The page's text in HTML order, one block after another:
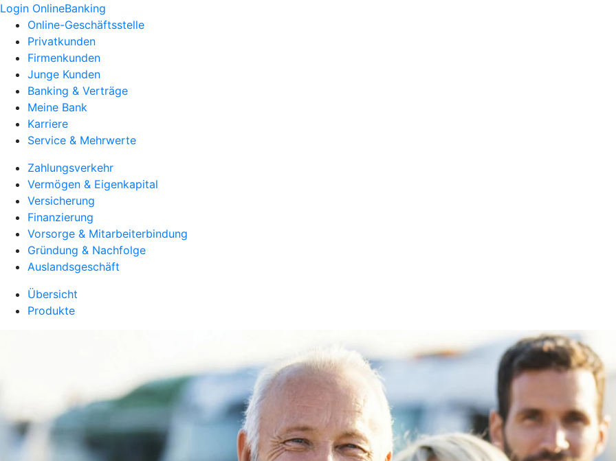
Login OnlineBanking
Online-Geschäftsstelle
Privatkunden
Firmenkunden
Junge Kunden
Banking & Verträge
Meine Bank
Karriere
Service & Mehrwerte
Zahlungsverkehr
Vermögen & Eigenkapital
Versicherung
Finanzierung
Vorsorge & Mitarbeiterbindung
Gründung & Nachfolge
Auslandsgeschäft
Übersicht
Produkte